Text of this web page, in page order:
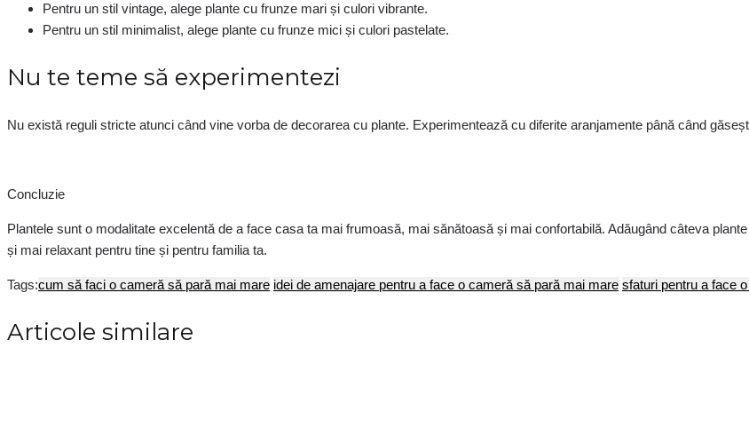
Pentru un stil vintage, alege plante cu frunze mari și culori vibrante.
Pentru un stil minimalist, alege plante cu frunze mici și culori pastelate.
Nu te teme să experimentezi
Nu există reguli stricte atunci când vine vorba de decorarea cu plante. Experimentează cu diferite aranjamente până când
Concluzie
Plantele sunt o modalitate excelentă de a face casa ta mai frumoasă, mai sănătoasă și mai confortabilă. Adăugând câteva
și mai relaxant pentru tine și pentru familia ta.
Tags:cum să faci o cameră să pară mai mare idei de amenajare pentru a face o cameră să pară mai mare sfaturi pentru a face
Articole similare